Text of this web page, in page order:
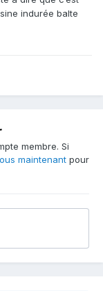
indurée balte
membre. Si
maintenant pour